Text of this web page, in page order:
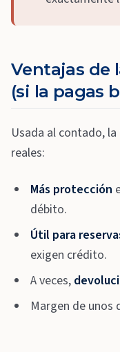
Ventajas de
(si la pagas
Usada al contado,
reales:
Más protección
débito.
Útil para
exigen crédito.
A veces,
Margen de unos